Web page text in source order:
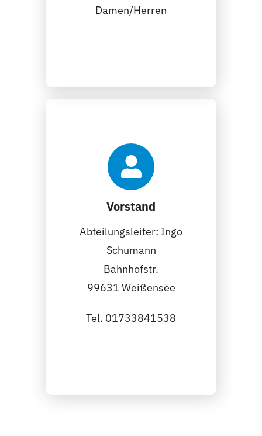
Damen/Herren
Vorstand
Abteilungsleiter: Ingo
Schumann
Bahnhofstr.
99631 Weißensee
Tel. 01733841538